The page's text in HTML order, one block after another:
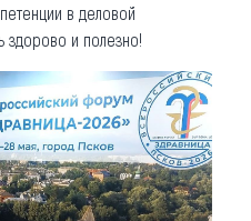
в деловой
и полезно!